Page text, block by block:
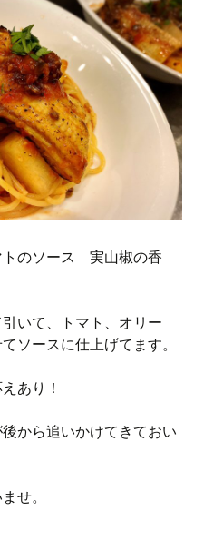
トのソース 実山椒の香
いて、トマト、オリー
ソースに仕上げてます。
あり！
から追いかけてきておい
せ。